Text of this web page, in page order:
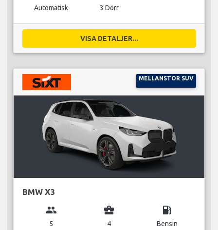
Automatisk 3 Dörr
VISA DETALJER...
MELLANSTOR SUV
BMW X3
group
5
business_center
4
local_gas_station
Bensin